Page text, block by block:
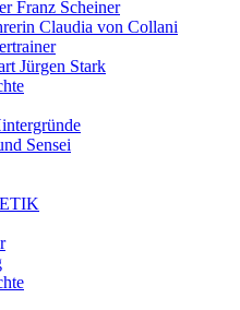
Franz Scheiner
Claudia von Collani
Jürgen Stark
Sensei